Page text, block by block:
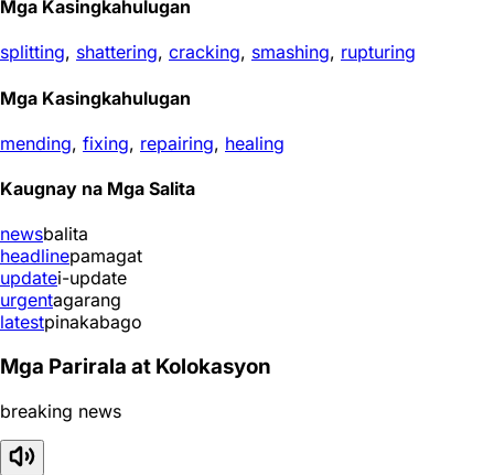
Mga Kasingkahulugan
splitting, shattering, cracking, smashing, rupturing
Mga Kasingkahulugan
mending, fixing, repairing, healing
Kaugnay na Mga Salita
newsbalita
headlinepamagat
updatei-update
urgentagarang
latestpinakabago
Mga Parirala at Kolokasyon
breaking news